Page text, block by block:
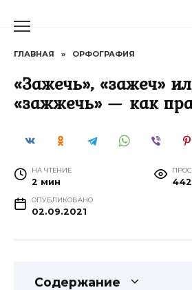
ГЛАВНАЯ » ОРФОГРАФИЯ
«Зажечь», «зажеч»
«зажжечь» — как
НА ЧТЕНИЕ
2 мин 442
ОПУБЛИКОВАНО
02.09.2021
Содержание